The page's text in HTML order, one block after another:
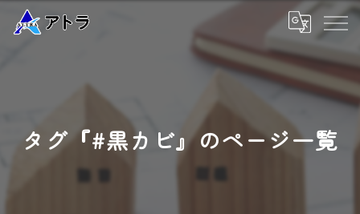
タグ『#黒カビ』のページ一覧